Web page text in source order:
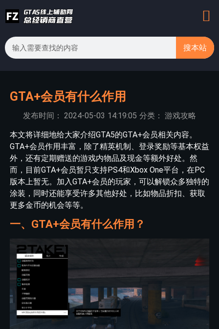
搜本站
GTA+会员有什么作用
发布时间： 2024-05-03 14:19:05 分类： 游戏攻略
本文将详细地给大家介绍GTA5的GTA+会员相关内容。
GTA+会员作用丰富，除了精英机制、登录奖励等基本权益
外，还有定期赠送的游戏内物品及现金等额外好处。然
而，目前GTA+会员暂只支持PS4和Xbox One平台，在PC
版本上暂无。加入GTA+会员的玩家，可以解锁众多独特的
涂装，同时还能享受许多其他好处，比如物品折扣、获取
更多金币的机会等等。
一、GTA+会员有什么作用？